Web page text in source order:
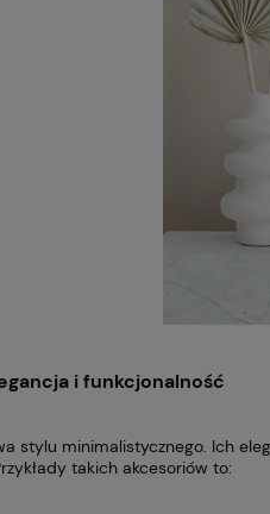
i funkcjonalność
stylu minimalistycznego. Ich
takich akcesoriów to: